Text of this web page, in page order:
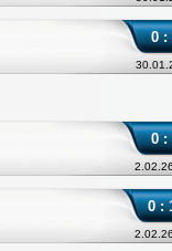
0 :
0 :
0 :